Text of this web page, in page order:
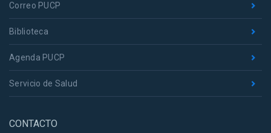
Correo PUCP
Biblioteca
Agenda PUCP
Servicio de Salud
CONTACTO